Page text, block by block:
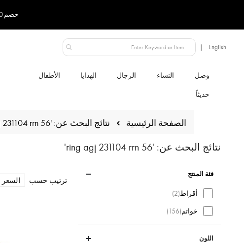
خصم 10% على طلبك الأول. الكود WELCOME10SA. تطبق الشروط والأحكام.
السعودية
الصفحة الرئيسية نتائج البحث عن: 'ring agj 231104 rrn 56'
نتائج البحث عن: 'ring agj 231104 rrn 56'
ترتيب حسب
فئة المنتج
أقراط 2
المنتج
خواتم 156
المنتج
اللون